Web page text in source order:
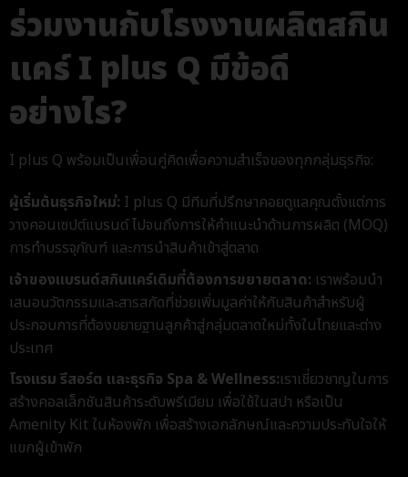
ร่วมงานกับโรงงานผลิตสกิน
แคร์ I plus Q มีข้อดี
อย่างไร?
I plus Q พร้อมเป็นเพื่อนคู่คิดเพื่อความสำเร็จของทุกกลุ่มธุรกิจ:
ผู้เริ่มต้นธุรกิจใหม่: I plus Q มีทีมที่ปรึกษาคอยดูแลคุณตั้งแต่การ
วางคอนเซปต์แบรนด์ ไปจนถึงการให้คำแนะนำด้านการผลิต (MOQ)
การทำบรรจุภัณฑ์ และการนำสินค้าเข้าสู่ตลาด
เจ้าของแบรนด์สกินแคร์เดิมที่ต้องการขยายตลาด: เราพร้อมนำ
เสนอนวัตกรรมและสารสกัดที่ช่วยเพิ่มมูลค่าให้กับสินค้าสำหรับผู้
ประกอบการที่ต้องขยายฐานลูกค้าสู่กลุ่มตลาดใหม่ทั้งในไทยและต่าง
ประเทศ
โรงแรม รีสอร์ต และธุรกิจ Spa & Wellness:เราเชี่ยวชาญในการ
สร้างคอลเล็กชันสินค้าระดับพรีเมียม เพื่อใช้ในสปา หรือเป็น
Amenity Kit ในห้องพัก เพื่อสร้างเอกลักษณ์และความประทับใจให้
แขกผู้เข้าพัก